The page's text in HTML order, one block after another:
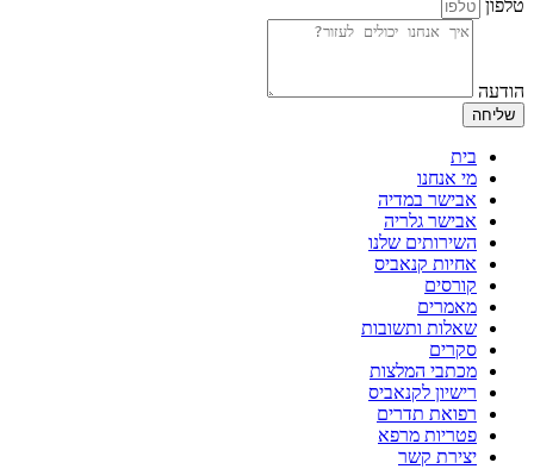
טלפון
הודעה
שליחה
בית
מי אנחנו
אבישר במדיה
אבישר גלריה
השירותים שלנו
אחיות קנאביס
קורסים
מאמרים
שאלות ותשובות
סקרים
מכתבי המלצות
רישיון לקנאביס
רפואת תדרים
פטריות מרפא
יצירת קשר